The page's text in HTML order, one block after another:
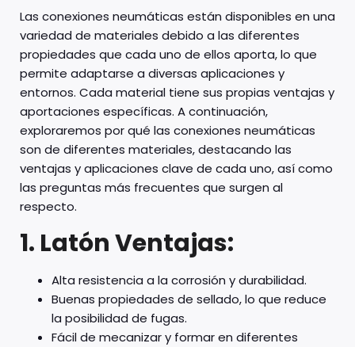
Las conexiones neumáticas están disponibles en una
variedad de materiales debido a las diferentes
propiedades que cada uno de ellos aporta, lo que
permite adaptarse a diversas aplicaciones y
entornos. Cada material tiene sus propias ventajas y
aportaciones específicas. A continuación,
exploraremos por qué las conexiones neumáticas
son de diferentes materiales, destacando las
ventajas y aplicaciones clave de cada uno, así como
las preguntas más frecuentes que surgen al
respecto.
1. LatónVentajas:
Alta resistencia a la corrosión y durabilidad.
Buenas propiedades de sellado, lo que reduce
la posibilidad de fugas.
Fácil de mecanizar y formar en diferentes